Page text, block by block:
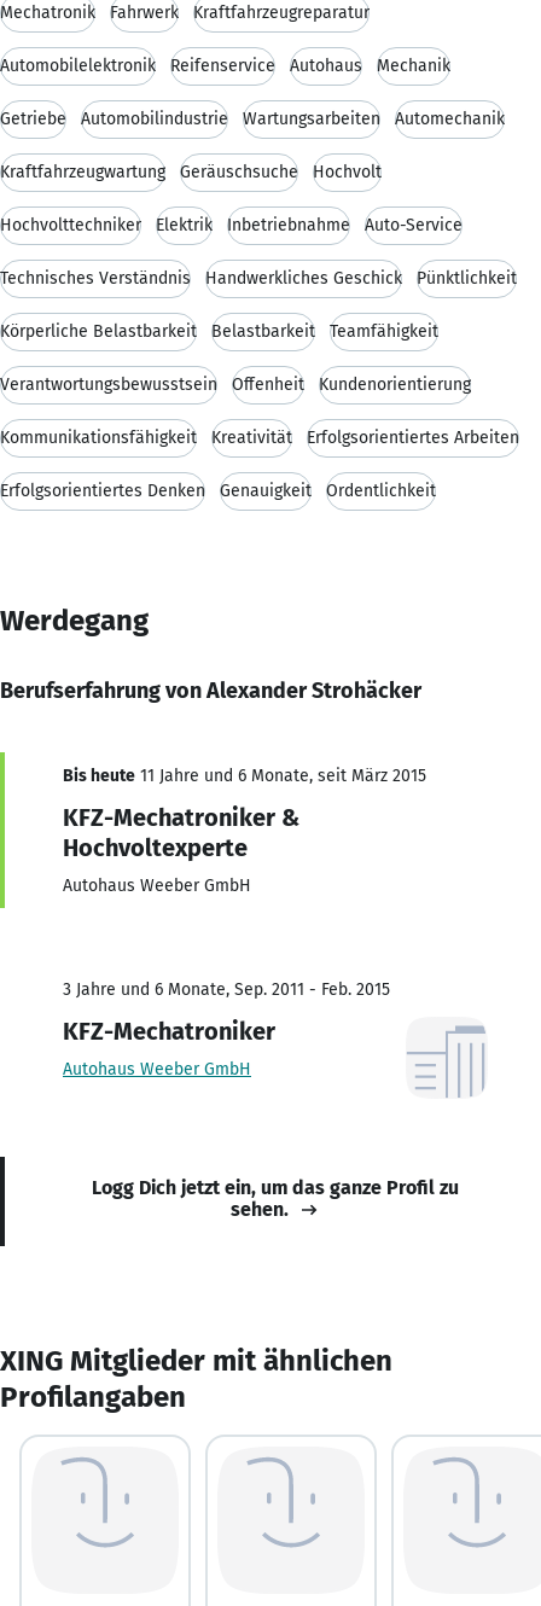
Mechatronik Fahrwerk Kraftfahrzeugreparatur
Automobilelektronik Reifenservice Autohaus Mechanik
Getriebe Automobilindustrie Wartungsarbeiten Automechanik
Kraftfahrzeugwartung Geräuschsuche Hochvolt
Hochvolttechniker Elektrik Inbetriebnahme Auto-Service
Technisches Verständnis Handwerkliches Geschick Pünktlichkeit
Körperliche Belastbarkeit Belastbarkeit Teamfähigkeit
Verantwortungsbewusstsein Offenheit Kundenorientierung
Kommunikationsfähigkeit Kreativität Erfolgsorientiertes Arbeiten
Erfolgsorientiertes Denken Genauigkeit Ordentlichkeit
Werdegang
Berufserfahrung von Alexander Strohäcker
Bis heute 11 Jahre und 6 Monate, seit März 2015
KFZ-Mechatroniker &
Hochvoltexperte
Autohaus Weeber GmbH
3 Jahre und 6 Monate, Sep. 2011 - Feb. 2015
KFZ-Mechatroniker
Autohaus Weeber GmbH
Logg Dich jetzt ein, um das ganze Profil zu
sehen.
XING Mitglieder mit ähnlichen
Profilangaben